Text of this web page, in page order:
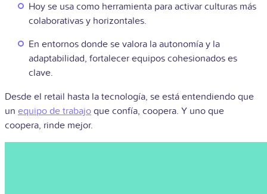
Hoy se usa como herramienta para activar culturas más
colaborativas y horizontales.
En entornos donde se valora la autonomía y la
adaptabilidad, fortalecer equipos cohesionados es
clave.
Desde el retail hasta la tecnología, se está entendiendo que
un equipo de trabajo que confía, coopera. Y uno que
coopera, rinde mejor.